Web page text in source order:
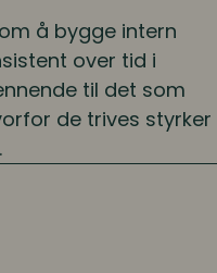
å bygge intern
over tid i
til det som
de trives styrker